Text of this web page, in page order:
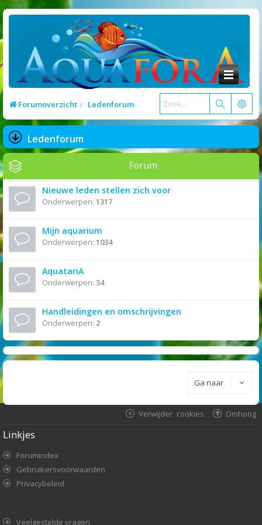
Forumoverzicht Ledenforum
Ledenforum
Forum
Nieuwe leden stellen zich voor
Onderwerpen: 1317
Mijn aquarium
Onderwerpen: 1034
AquatariA
Onderwerpen: 34
Handleidingen en omschrijvingen
Onderwerpen: 2
Ga naar
Omhoog
Verwijder cookies
Linkjes
Forumindex
Gebruikersvoorwaarden
Privacybeleid
Veelgestelde vragen